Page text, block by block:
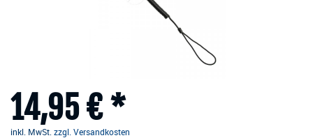
14,95 € *
inkl. MwSt. zzgl. Versandkosten